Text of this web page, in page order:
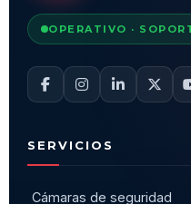
OPERATIVO ·
SERVICIOS
Cámaras de seguridad